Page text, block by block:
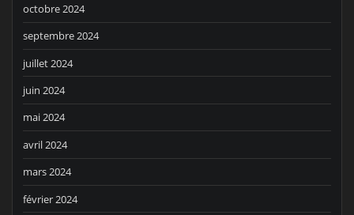
octobre 2024
septembre 2024
juillet 2024
juin 2024
mai 2024
avril 2024
mars 2024
février 2024